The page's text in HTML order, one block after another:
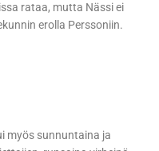
rataa, mutta Nässi ei
erolla Perssoniin.
myös sunnuntaina ja